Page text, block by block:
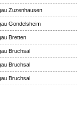
Zuzenhausen
Gondelsheim
Bretten
Bruchsal
Bruchsal
Bruchsal